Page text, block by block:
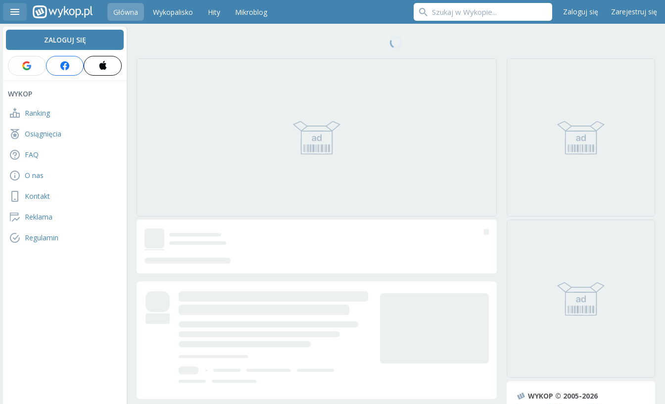
Główna Wykopalisko Hity Mikroblog Zaloguj się Zarejestruj się
ZALOGUJ SIĘ
WYKOP
Ranking
Osiągnięcia
FAQ
O nas
Kontakt
Reklama
Regulamin
WYKOP © 2005-2026